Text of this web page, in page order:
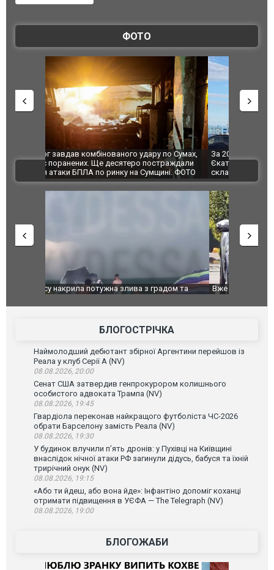
ФОТО
За 2000 кілометрів від кордону з Україною: в
Єкатеринбурзі після атаки дронів загорівся
склад Wildberries. ФОТО. ВІДЕО
"Мої
ВІДЕО
Вже вивели на тести: Ferrari готує оновлення
Вийшов
фільму
БЛОГОСТРІЧКА
Наймолодший дебютант збірної Аргентини перейшов із
Реала у клуб Серії А (NV)
08.08.2026, 20:00
Сенат США затвердив генпрокурором колишнього
особистого адвоката Трампа (NV)
08.08.2026, 19:45
Гвардіола переконав найкращого футболіста ЧС-2026
обрати Барселону замість Реала (NV)
08.08.2026, 19:30
У будинок влучили п’ять дронів: у Пухівці на Київщині
внаслідок нічної атаки РФ загинули дідусь, бабуся та їхній
трирічний онук (NV)
08.08.2026, 19:15
«Або ти йдеш, або вона йде»: Інфантіно допоміг коханці
отримати підвищення в УЄФА — The Telegraph (NV)
08.08.2026, 19:00
БЛОГОЖАБИ